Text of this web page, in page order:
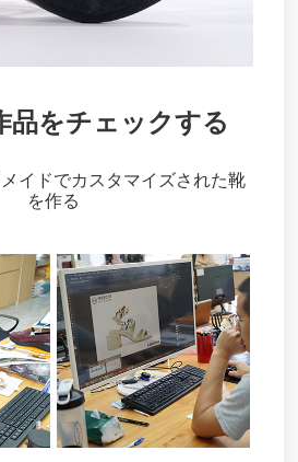
品をチェックする
イドでカスタマイズされた靴
を作る